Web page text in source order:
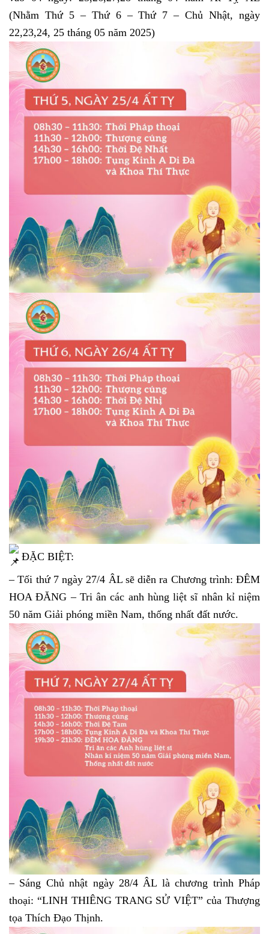
(Nhằm Thứ 5 – Thứ 6 – Thứ 7 – Chủ Nhật, ngày
22,23,24, 25 tháng 05 năm 2025)
ĐẶC BIỆT:
– Tối thứ 7 ngày 27/4 ÂL sẽ diễn ra Chương trình: ĐÊM
HOA ĐĂNG – Tri ân các anh hùng liệt sĩ nhân kỉ niệm
50 năm Giải phóng miền Nam, thống nhất đất nước.
– Sáng Chủ nhật ngày 28/4 ÂL là chương trình Pháp
thoại: “LINH THIÊNG TRANG SỬ VIỆT” của Thượng
tọa Thích Đạo Thịnh.